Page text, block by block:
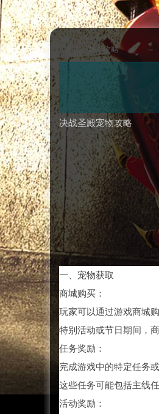
首页 > 攻略
决战圣殿宠物攻略
一、宠物获取
商城购买：
玩家可以通过游戏商城
特别活动或节日期间，
任务奖励：
完成游戏中的特定任务
这些任务可能包括主线
活动奖励：